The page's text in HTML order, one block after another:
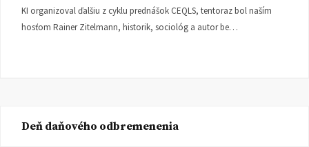
KI organizoval ďalšiu z cyklu prednášok CEQLS, tentoraz bol naším
hosťom Rainer Zitelmann, historik, sociológ a autor be…
Deň daňového odbremenenia